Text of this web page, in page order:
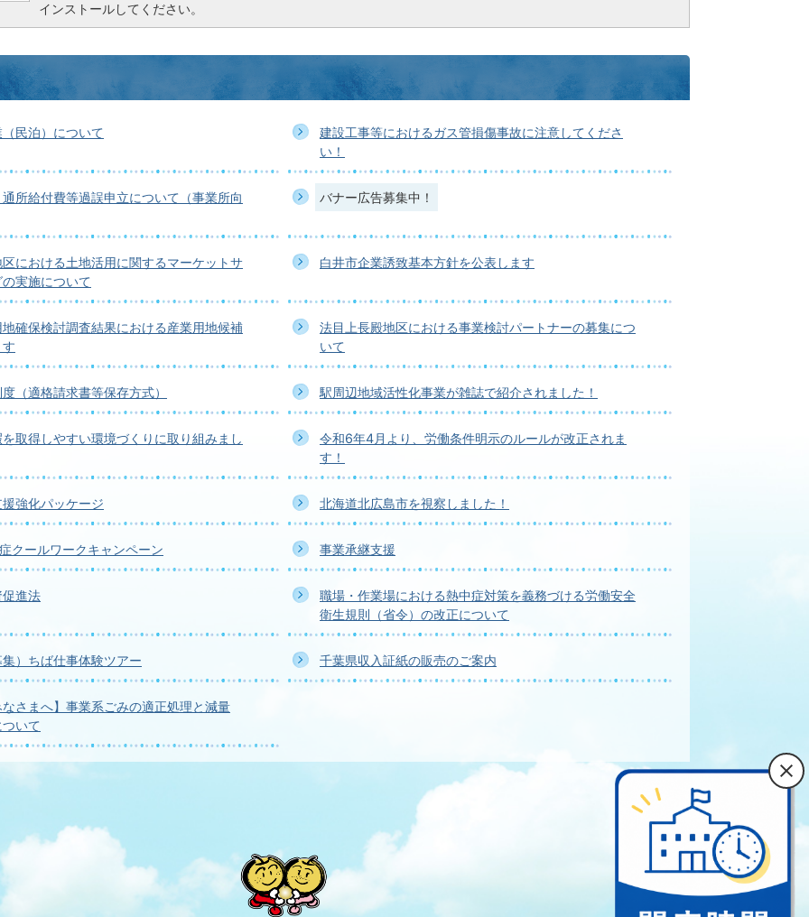
インストールしてください。
民泊）について
建設工事等におけるガス管損傷事故に注意してくださ
い！
所給付費等過誤申立について（事業所向 バナー広告募集中！
における土地活用に関するマーケットサ
実施について
白井市企業誘致基本方針を公表します
確保検討調査結果における産業用地候補
法目上長殿地区における事業検討パートナーの募集につ
いて
（適格請求書等保存方式） 駅周辺地域活性化事業が雑誌で紹介されました！
取得しやすい環境づくりに取り組みまし
令和6年4月より、労働条件明示のルールが改正されま
す！
強化パッケージ 北海道北広島市を視察しました！
クールワークキャンペーン 事業承継支援
進法
職場・作業場における熱中症対策を義務づける労働安全
衛生規則（省令）の改正について
）ちば仕事体験ツアー 千葉県収入証紙の販売のご案内
さまへ】事業系ごみの適正処理と減量
いて